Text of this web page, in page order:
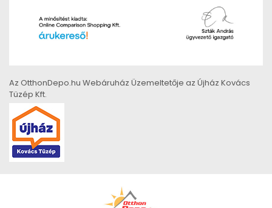
Az OtthonDepo.hu Webáruház Üzemeltetője az Újház Kovács
Tüzép Kft.